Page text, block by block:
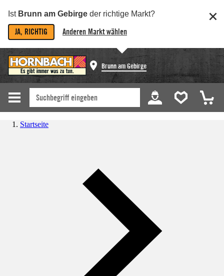
Ist Brunn am Gebirge der richtige Markt?
JA, RICHTIG Anderen Markt wählen
Brunn am Gebirge
Startseite